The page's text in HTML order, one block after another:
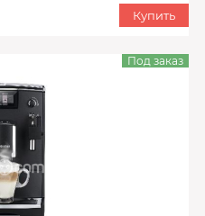
Купить
Под заказ